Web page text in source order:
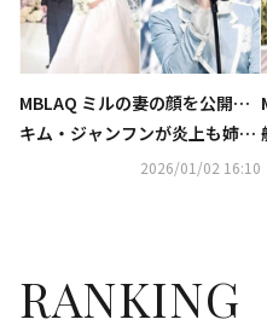
MBLAQ ミルの妻の顔を公開…
キム・ジャンフンが炎上も姉
コ・ウナが釈明「結婚式は非公
2026/01/02 16:10
RANKING